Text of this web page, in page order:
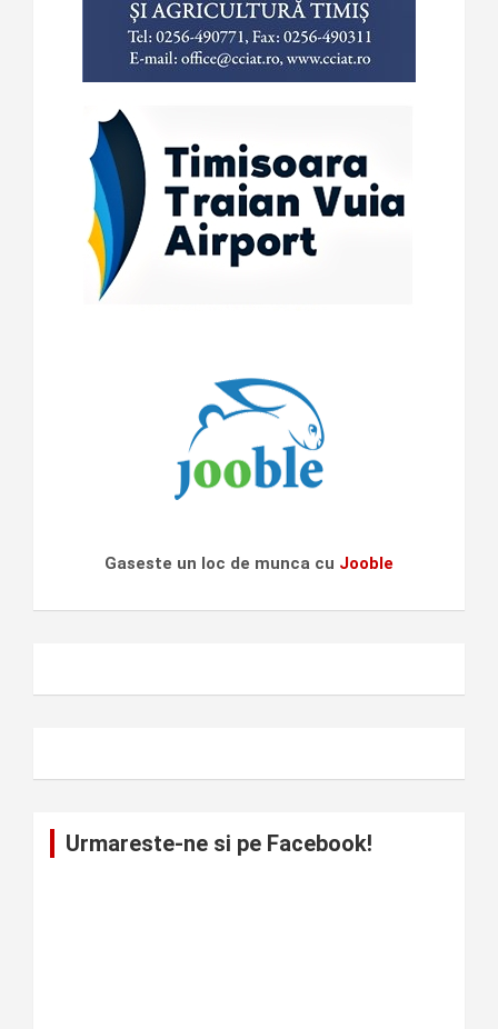
Gaseste un loc de munca cu Jooble
Urmareste-ne si pe Facebook!